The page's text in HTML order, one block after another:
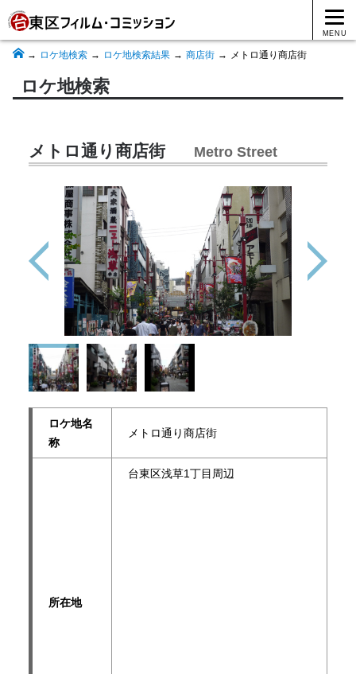
MENU
ロケ地検索 ロケ地検索結果 商店街 メトロ通り商店街
ロケ地検索
メトロ通り商店街 Metro Street
ロケ地名
称
メトロ通り商店街
所在地
台東区浅草1丁目周辺